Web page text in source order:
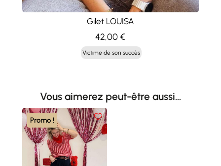
Gilet LOUISA
42,00€
Victime de son succès
Vous aimerez peut-être aussi…
Promo !